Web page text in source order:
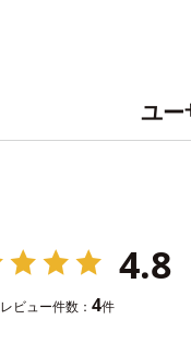
ユー
4.8
レビュー件数： 4件